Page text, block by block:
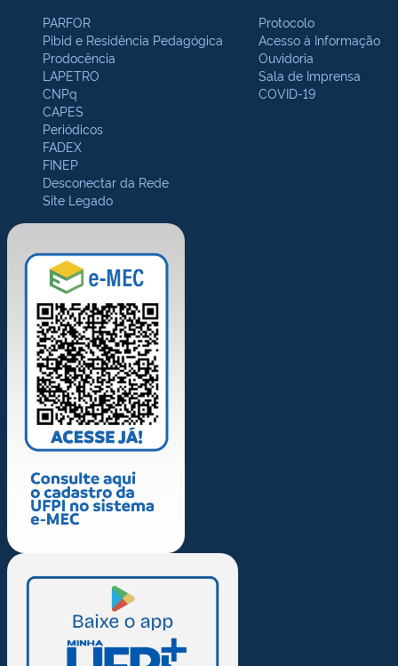
PARFOR
Pibid e Residência Pedagógica
Prodocência
LAPETRO
CNPq
CAPES
Periódicos
FADEX
FINEP
Desconectar da Rede
Site Legado
Protocolo
Acesso à Informação
Ouvidoria
Sala de Imprensa
COVID-19